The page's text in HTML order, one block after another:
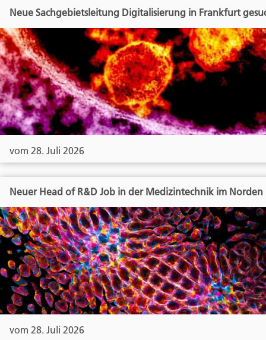
Neue Sachgebietsleitung Digitalisierung in Frankfurt
vom 28. Juli 2026
Neuer Head of R&D Job in der Medizintechnik im Norden
vom 28. Juli 2026